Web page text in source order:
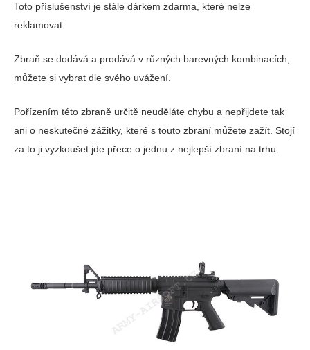
Toto příslušenství je stále dárkem zdarma, které nelze
reklamovat.
Zbraň se dodává a prodává v různých barevných kombinacích,
můžete si vybrat dle svého uvážení.
Pořízením této zbraně určitě neuděláte chybu a nepřijdete tak
ani o neskutečné zážitky, které s touto zbraní můžete zažít. Stojí
za to ji vyzkoušet jde přece o jednu z nejlepší zbraní na trhu.